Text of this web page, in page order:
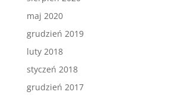
maj 2020
grudzień 2019
luty 2018
styczeń 2018
grudzień 2017